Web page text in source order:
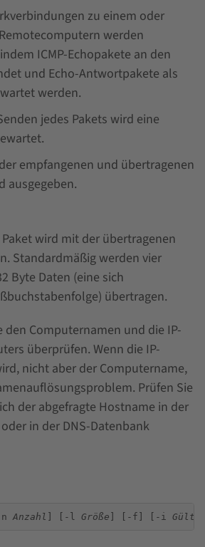
zu einem oder
werden
ICMP-Echopakete an den
und Echo-Antwortpakete als
werden.
jedes Pakets wird eine
empfangenen und übertragenen
ausgegeben.
wird mit der übertragenen
Standardmäßig werden vier
Byte Daten (eine sich
übertragen.
den Computernamen und die IP-
überprüfen. Wenn die IP-
nicht aber der Computername,
Prüfen Sie
der abgefragte Hostname in der
in der DNS-Datenbank
Anzahl ] [-l Größe ] [-f] [-i